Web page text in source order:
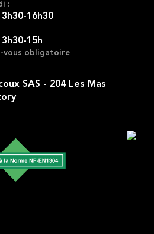
:
16h30
15h
vous obligatoire
SAS - 204 Les Mas